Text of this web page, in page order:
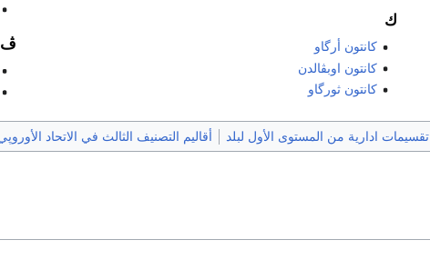
ك
كانتون أرگاو
كانتون اوبڤالدن
كانتون ثورگاو
ڤ
تقسيمات ادارية من المستوى الأول لبلد أقاليم التصنيف الثالث في الاتحاد